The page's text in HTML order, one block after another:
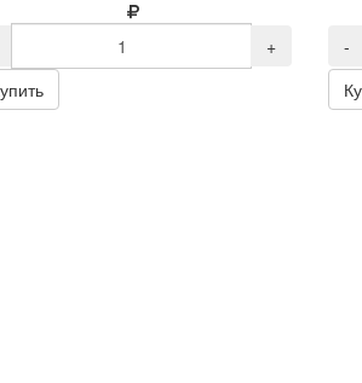
+
-